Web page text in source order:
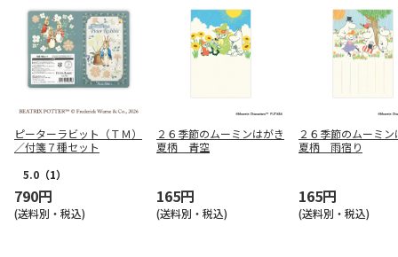
ピーターラビット（ＴＭ）
／付箋７種セット
5.0 （1）
790円
(送料別・税込)
２６季節のムーミンはがき
夏柄 青空
165円
(送料別・税込)
２６季節のムーミ
夏柄 雨宿り
165円
(送料別・税込)